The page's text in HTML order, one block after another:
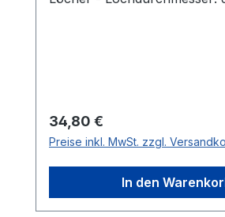
Regulärer Preis:
34,80 €
Preise inkl. MwSt. zzgl.
In den